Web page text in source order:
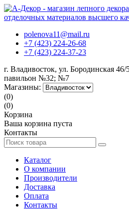
polenova11@mail.ru
+7 (423) 224-26-68
+7 (423) 224-37-23
г. Владивосток, ул. Бородинская
павильон №32; №7
Магазины:
(0)
(0)
Корзина
Ваша корзина пуста
Контакты
Каталог
О компании
Производители
Доставка
Оплата
Контакты